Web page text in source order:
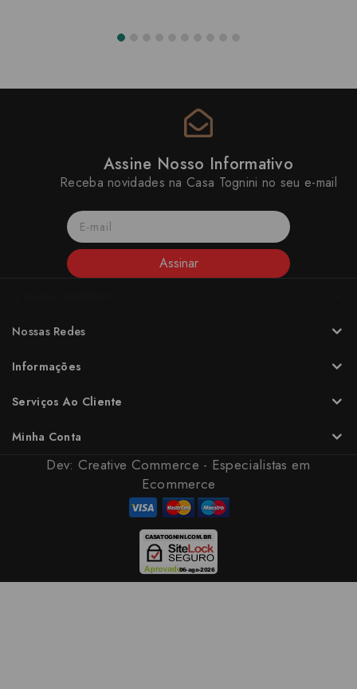
Assine Nosso Informativo
Receba novidades na Casa Tognini no seu e-mail
Assinar
Nossas Redes
Informações
Serviços Ao Cliente
Minha Conta
Dev: Creative Commerce - Especialistas em
Ecommerce